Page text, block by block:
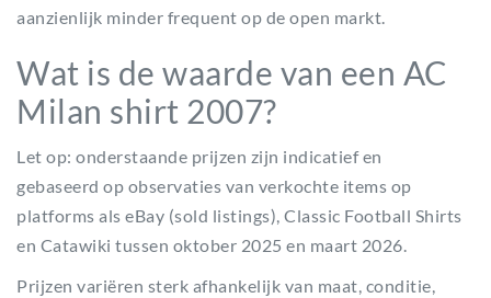
aanzienlijk minder frequent op de open markt.
Wat is de waarde van een AC
Milan shirt 2007?
Let op: onderstaande prijzen zijn indicatief en
gebaseerd op observaties van verkochte items op
platforms als eBay (sold listings), Classic Football Shirts
en Catawiki tussen oktober 2025 en maart 2026.
Prijzen variëren sterk afhankelijk van maat, conditie,